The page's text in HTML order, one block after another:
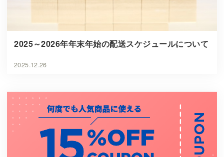
2025～2026年年末年始の配送スケジュールについて
2025.12.26